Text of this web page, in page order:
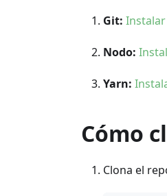
Git:
Nodo:
Yarn:
Cómo
Clona el